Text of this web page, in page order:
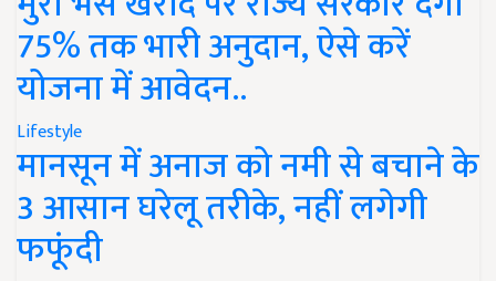
75% तक भारी अनुदान, ऐसे करें
योजना में आवेदन..
Lifestyle
मानसून में अनाज को नमी से बचाने के
3 आसान घरेलू तरीके, नहीं लगेगी
फफूंदी